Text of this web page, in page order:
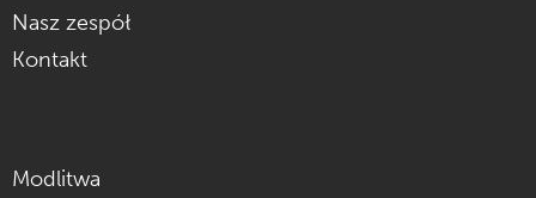
Nasz zespół
Kontakt
Modlitwa